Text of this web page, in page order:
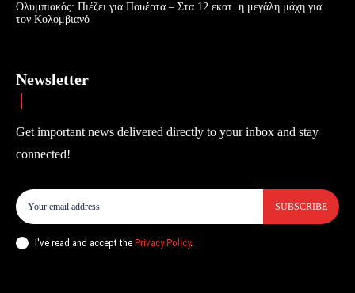
Ολυμπιακός: Πιέζει για Πουέρτα – Στα 12 εκατ. η μεγάλη μάχη για
τον Κολομβιανό
Newsletter
Get important news delivered directly to your inbox and stay
connected!
SUBSCRIBE
I've read and accept the Privacy Policy.